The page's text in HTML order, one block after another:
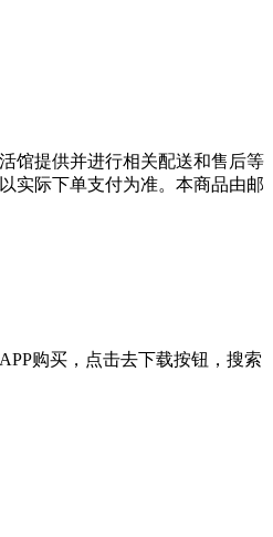
馆提供并进行相关配送和售后等
实际下单支付为准。本商品由邮
购买，点击去下载按钮，搜索